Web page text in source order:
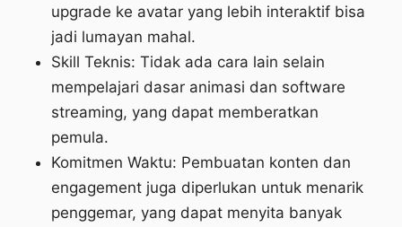
upgrade ke avatar yang lebih interaktif bisa
jadi lumayan mahal.
Skill Teknis: Tidak ada cara lain selain
mempelajari dasar animasi dan software
streaming, yang dapat memberatkan
pemula.
Komitmen Waktu: Pembuatan konten dan
engagement juga diperlukan untuk menarik
penggemar, yang dapat menyita banyak